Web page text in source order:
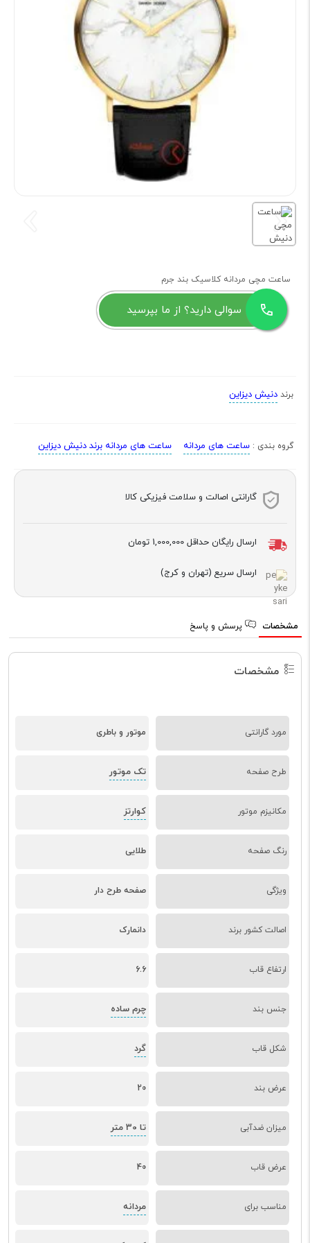
ساعت مچی مردانه کلاسیک بند جرم
سوالی دارید؟ از ما بپرسید
برند دنیش دیزاین
گروه بندی : ساعت های مردانه ساعت های مردانه برند دنیش دیزاین
گارانتی اصالت و سلامت فیزیکی کالا
ارسال رایگان حداقل 1,000,000 تومان
ارسال سریع (تهران و کرج)
مشخصات پرسش و پاسخ
مشخصات
مورد گارانتی موتور و باطری
طرح صفحه تک موتور
مکانیزم موتور کوارتز
رنگ صفحه طلایی
ویژگی صفحه طرح دار
اصالت کشور برند دانمارک
ارتفاع قاب 6.6
جنس بند چرم ساده
شکل قاب گرد
عرض بند 20
میزان ضدآبی تا 30 متر
عرض قاب 40
مناسب برای مردانه